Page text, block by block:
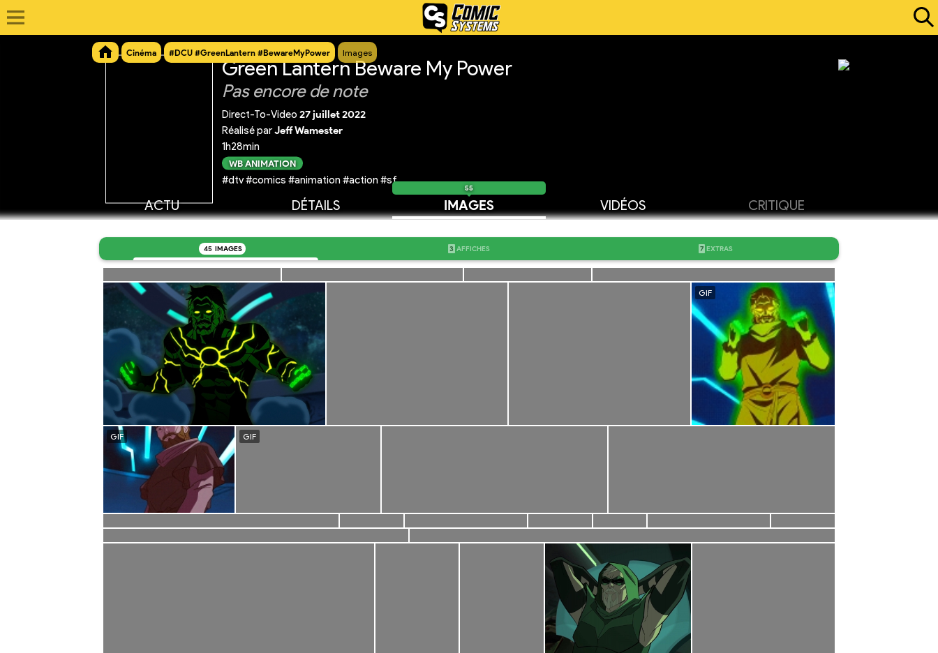
Cinéma #DCU #GreenLantern #BewareMyPower Images
Green Lantern Beware My Power
Pas encore de note
Direct-To-Video 27 juillet 2022
Réalisé parJeff Wamester
1h28min
WB ANIMATION
#dtv #comics #animation #action #sf
ACTU DÉTAILS IMAGES
55
VIDÉOS CRITIQUE
45 IMAGES 3 AFFICHES 7 EXTRAS